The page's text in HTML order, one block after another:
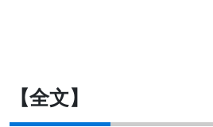
【全文】